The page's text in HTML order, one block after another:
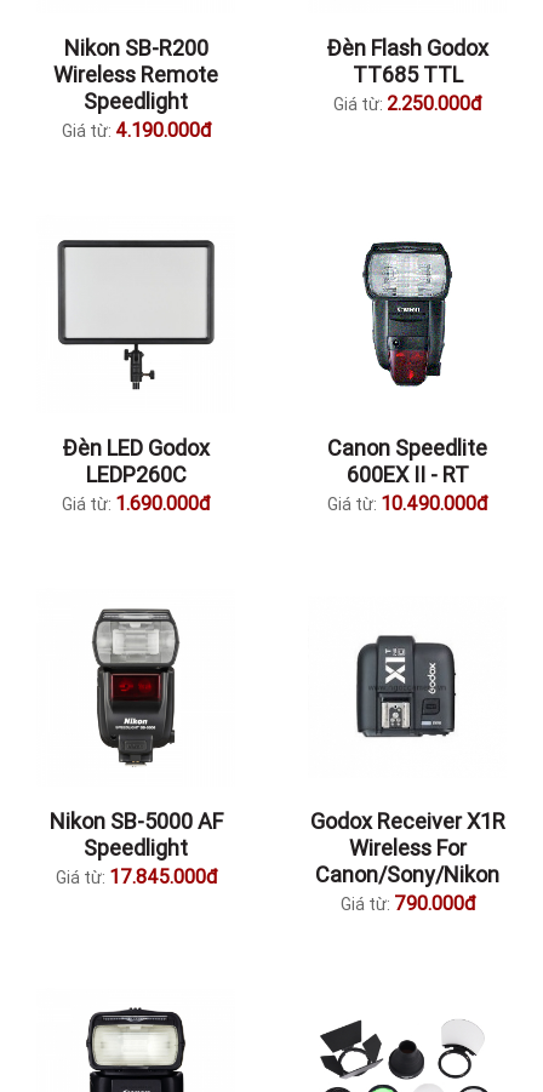
Nikon SB-R200
Wireless Remote
Speedlight
Giá từ: 4.190.000đ
Đèn Flash Godox
TT685 TTL
Giá từ: 2.250.000đ
Đèn LED Godox
LEDP260C
Giá từ: 1.690.000đ
Canon Speedlite
600EX II - RT
Giá từ: 10.490.000đ
Nikon SB-5000 AF
Speedlight
Giá từ: 17.845.000đ
Godox Receiver X1R
Wireless For
Canon/Sony/Nikon
Giá từ: 790.000đ